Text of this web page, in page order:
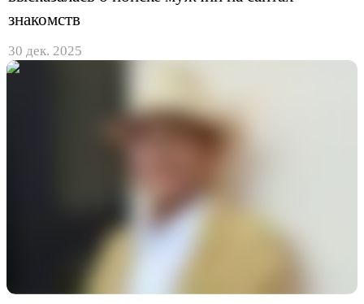
знакомств
30 дек. 2025